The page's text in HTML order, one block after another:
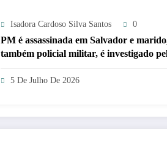
Isadora Cardoso Silva Santos 0
PM é assassinada em Salvador e
também policial militar, é investigado
crime
5 De Julho De 2026